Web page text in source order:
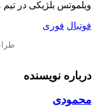
ویلموتس بلژیکی در تیم
فوتبال فوری
درباره نویسنده
محمودی